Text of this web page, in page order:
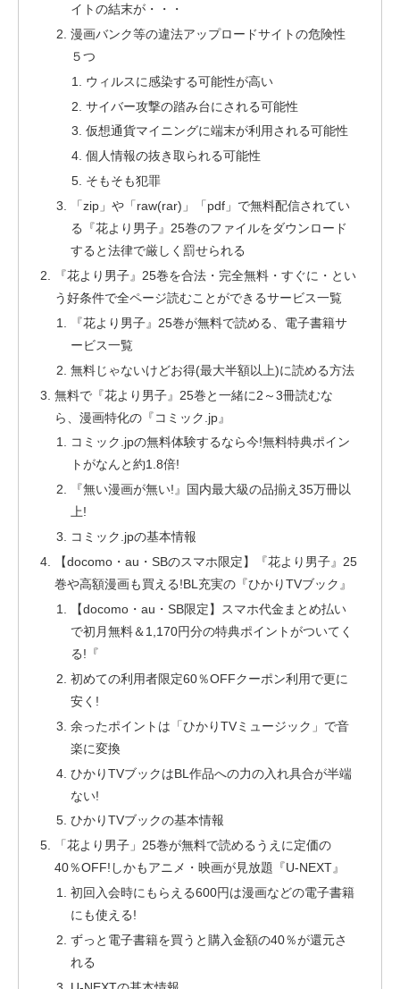
イトの結末が・・・
漫画バンク等の違法アップロードサイトの危険性
５つ
ウィルスに感染する可能性が高い
サイバー攻撃の踏み台にされる可能性
仮想通貨マイニングに端末が利用される可能性
個人情報の抜き取られる可能性
そもそも犯罪
「zip」や「raw(rar)」「pdf」で無料配信されてい
る『花より男子』25巻のファイルをダウンロード
すると法律で厳しく罰せられる
『花より男子』25巻を合法・完全無料・すぐに・とい
う好条件で全ページ読むことができるサービス一覧
『花より男子』25巻が無料で読める、電子書籍サ
ービス一覧
無料じゃないけどお得(最大半額以上)に読める方法
無料で『花より男子』25巻と一緒に2～3冊読むな
ら、漫画特化の『コミック.jp』
コミック.jpの無料体験するなら今!無料特典ポイン
トがなんと約1.8倍!
『無い漫画が無い!』国内最大級の品揃え35万冊以
上!
コミック.jpの基本情報
【docomo・au・SBのスマホ限定】『花より男子』25
巻や高額漫画も買える!BL充実の『ひかりTVブック』
【docomo・au・SB限定】スマホ代金まとめ払い
で初月無料＆1,170円分の特典ポイントがついてく
る!『
初めての利用者限定60％OFFクーポン利用で更に
安く!
余ったポイントは「ひかりTVミュージック」で音
楽に変換
ひかりTVブックはBL作品への力の入れ具合が半端
ない!
ひかりTVブックの基本情報
「花より男子」25巻が無料で読めるうえに定価の
40％OFF!しかもアニメ・映画が見放題『U-NEXT』
初回入会時にもらえる600円は漫画などの電子書籍
にも使える!
ずっと電子書籍を買うと購入金額の40％が還元さ
れる